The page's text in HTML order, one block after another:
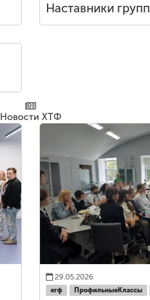
Наставники групп
Новости ХТФ
29.05.2026
егф ПрофильныеКлассы